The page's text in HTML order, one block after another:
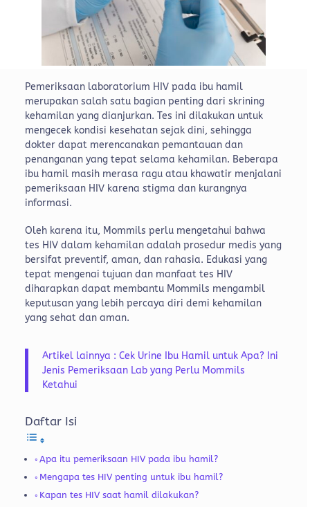
Pemeriksaan laboratorium HIV pada ibu hamil
merupakan salah satu bagian penting dari skrining
kehamilan yang dianjurkan. Tes ini dilakukan untuk
mengecek kondisi kesehatan sejak dini, sehingga
dokter dapat merencanakan pemantauan dan
penanganan yang tepat selama kehamilan. Beberapa
ibu hamil masih merasa ragu atau khawatir menjalani
pemeriksaan HIV karena stigma dan kurangnya
informasi.
Oleh karena itu, Mommils perlu mengetahui bahwa
tes HIV dalam kehamilan adalah prosedur medis yang
bersifat preventif, aman, dan rahasia. Edukasi yang
tepat mengenai tujuan dan manfaat tes HIV
diharapkan dapat membantu Mommils mengambil
keputusan yang lebih percaya diri demi kehamilan
yang sehat dan aman.
Artikel lainnya : Cek Urine Ibu Hamil untuk Apa? Ini
Jenis Pemeriksaan Lab yang Perlu Mommils
Ketahui
Daftar Isi
Apa itu pemeriksaan HIV pada ibu hamil?
Mengapa tes HIV penting untuk ibu hamil?
Kapan tes HIV saat hamil dilakukan?